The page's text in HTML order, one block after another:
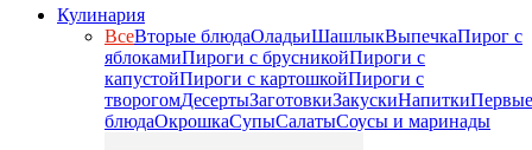
Кулинария
ВсеВторые блюдаОладьиШашлыкВыпечкаПирог с
яблокамиПироги с брусникойПироги с
капустойПироги с картошкойПироги с
творогомДесертыЗаготовкиЗакускиНапиткиПервые
блюдаОкрошкаСупыСалатыСоусы и маринады